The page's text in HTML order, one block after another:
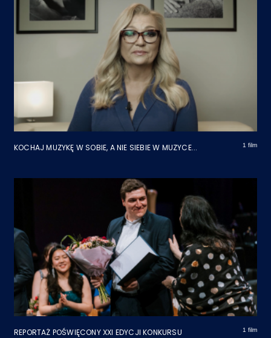
KOCHAJ MUZYKĘ W SOBIE, A NIE SIEBIE W MUZYCE... 1 film
REPORTAŻ POŚWIĘCONY XXI EDYCJI KONKURSU 1 film